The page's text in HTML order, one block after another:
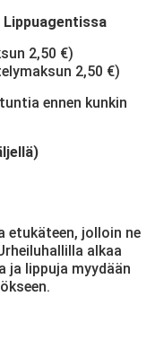
Lippuagentissa
2,50 €)
2,50 €)
ennen kunkin
etukäteen, jolloin ne
alkaa
ja lippuja myydään